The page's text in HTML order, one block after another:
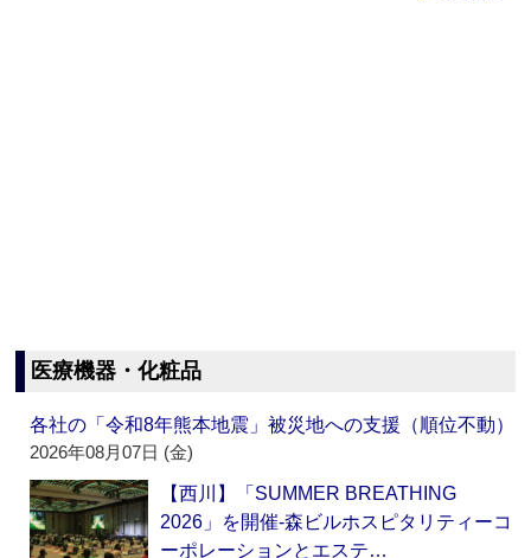
医療機器・化粧品
各社の「令和8年熊本地震」被災地への支援（順位不動）
2026年08月07日 (金)
【西川】「SUMMER BREATHING
2026」を開催‐森ビルホスピタリティーコ
ーポレーションとエステ…